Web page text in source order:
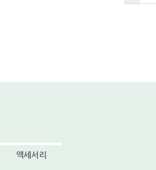
액세서리